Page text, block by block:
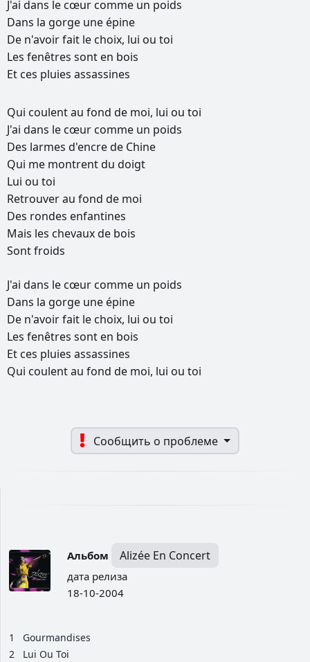
J'ai dans le cœur comme un poids
Dans la gorge une épine
De n'avoirfait le choix, lui ou toi
Les fenêtres sont en bois
Et ces pluies assassines
Qui coulentau fond de moi, lui ou toi
J'ai dans le cœur comme un poids
Des larmes d'encrede Chine
Qui me montrentdu doigt
Lui ou toi
Retrouverau fond de moi
Des rondes enfantines
Mais les chevauxde bois
Sontfroids
J'ai dans le cœur comme un poids
Dans la gorge une épine
De n'avoirfait le choix, lui ou toi
Les fenêtres sont en bois
Et ces pluies assassines
Qui coulentau fond de moi, lui ou toi
Сообщить о проблеме
Альбом Alizée En Concert
дата релиза
18-10-2004
1
Gourmandises
2
Lui Ou Toi